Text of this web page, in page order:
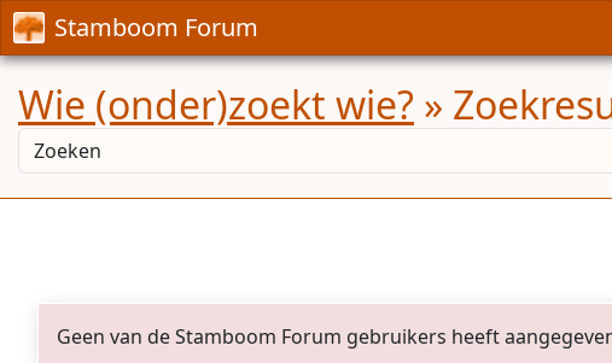
Stamboom Forum
Wie (onder)zoekt wie? »
Geen van de Stamboom Forum gebruikers heeft